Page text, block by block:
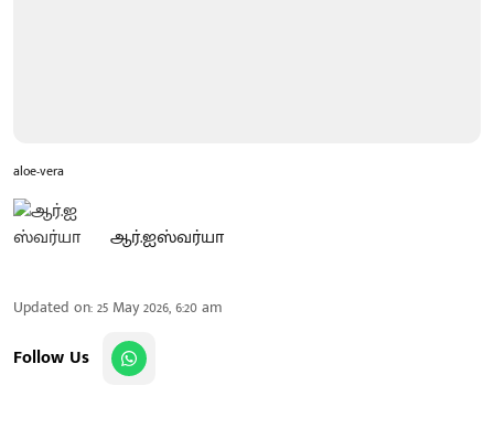
aloe-vera
ஆர்.ஐஸ்வர்யா
Updated on:25 May 2026, 6:20 am
Follow Us